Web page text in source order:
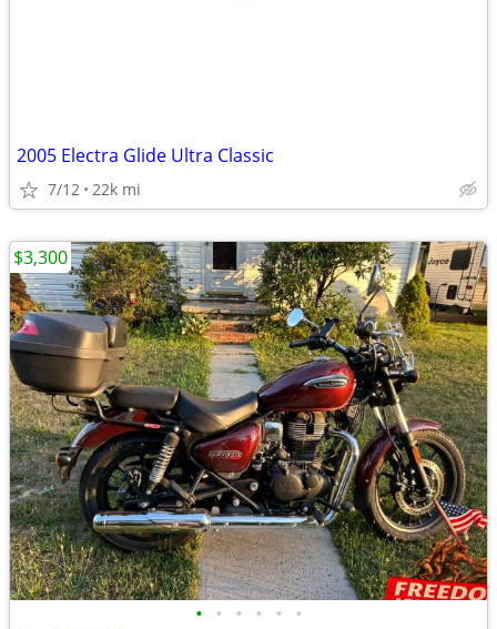
2005 Electra Glide Ultra Classic
7/12 22k mi
• • • • • •
$3,300